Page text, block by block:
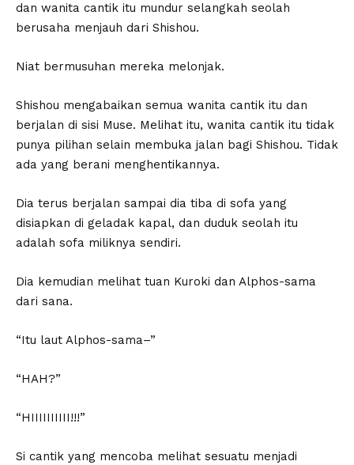
dan wanita cantik itu mundur selangkah seolah
berusaha menjauh dari Shishou.
Niat bermusuhan mereka melonjak.
Shishou mengabaikan semua wanita cantik itu dan
berjalan di sisi Muse. Melihat itu, wanita cantik itu tidak
punya pilihan selain membuka jalan bagi Shishou. Tidak
ada yang berani menghentikannya.
Dia terus berjalan sampai dia tiba di sofa yang
disiapkan di geladak kapal, dan duduk seolah itu
adalah sofa miliknya sendiri.
Dia kemudian melihat tuan Kuroki dan Alphos-sama
dari sana.
“Itu laut Alphos-sama–”
“HAH?”
“HIIIIIIIIII!!!”
Si cantik yang mencoba melihat sesuatu menjadi